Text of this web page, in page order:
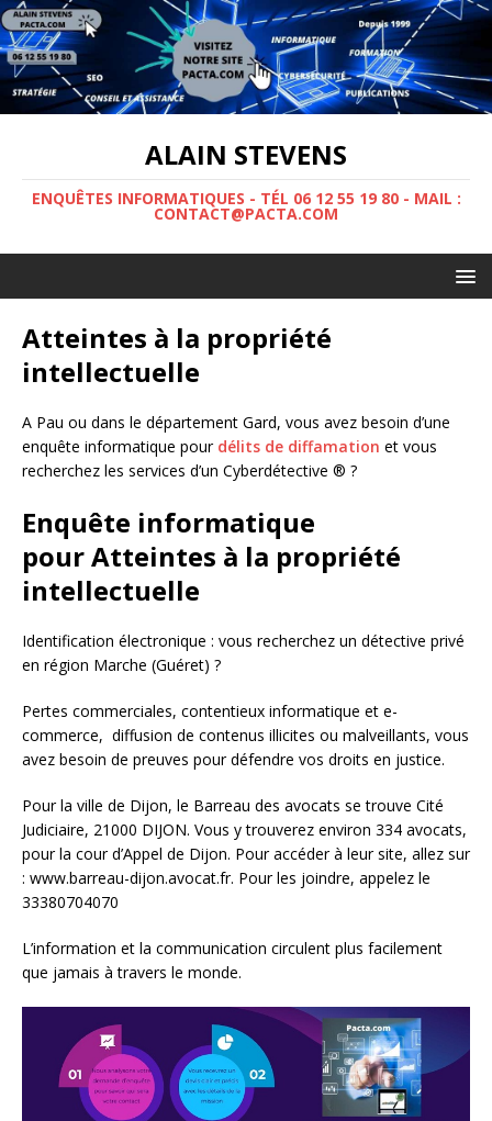
ALAIN STEVENS
ENQUÊTES INFORMATIQUES - TÉL 06 12 55 19 80 - MAIL :
CONTACT@PACTA.COM
Atteintes à la propriété
intellectuelle
A Pau ou dans le département Gard, vous avez besoin d’une
enquête informatique pour délits de diffamation et vous
recherchez les services d’un Cyberdétective ® ?
Enquête informatique
pour Atteintes à la propriété
intellectuelle
Identification électronique : vous recherchez un détective privé
en région Marche (Guéret) ?
Pertes commerciales, contentieux informatique et e-
commerce, diffusion de contenus illicites ou malveillants, vous
avez besoin de preuves pour défendre vos droits en justice.
Pour la ville de Dijon, le Barreau des avocats se trouve Cité
Judiciaire, 21000 DIJON. Vous y trouverez environ 334 avocats,
pour la cour d’Appel de Dijon. Pour accéder à leur site, allez sur
: www.barreau-dijon.avocat.fr. Pour les joindre, appelez le
33380704070
L’information et la communication circulent plus facilement
que jamais à travers le monde.